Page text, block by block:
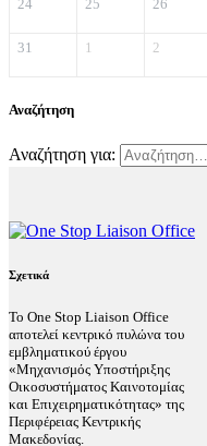
24 25 26
31 1 2
Αναζήτηση
Αναζήτηση για:
Σχετικά
Το One Stop Liaison Office
αποτελεί κεντρικό πυλώνα του
εμβληματικού έργου
«Μηχανισμός Υποστήριξης
Οικοσυστήματος Καινοτομίας
και Επιχειρηματικότητας» της
Περιφέρειας Κεντρικής
Μακεδονίας.